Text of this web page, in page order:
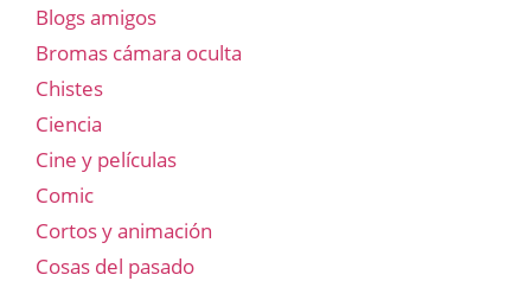
Blogs amigos
Bromas cámara oculta
Chistes
Ciencia
Cine y películas
Comic
Cortos y animación
Cosas del pasado